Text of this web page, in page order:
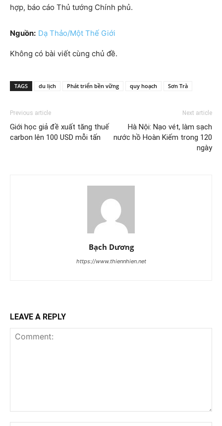
hợp, báo cáo Thủ tướng Chính phủ.
Nguồn: Dạ Thảo/Một Thế Giới
Không có bài viết cùng chủ đề.
TAGS du lịch Phát triển bền vững quy hoạch Sơn Trà
Previous article
Giới học giả đề xuất tăng thuế
carbon lên 100 USD mỗi tấn
Next article
Hà Nội: Nạo vét, làm sạch
nước hồ Hoàn Kiếm trong 120
ngày
Bạch Dương
https://www.thiennhien.net
LEAVE A REPLY